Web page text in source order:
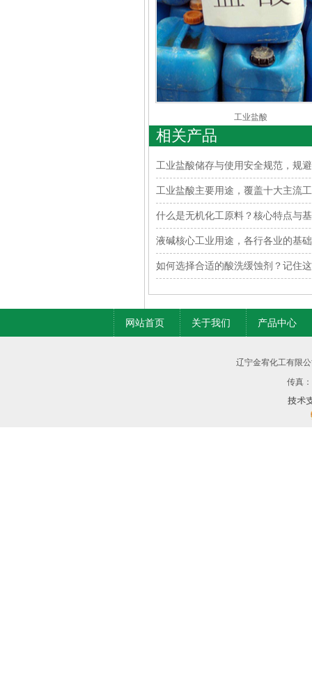
工业盐酸
相关产品
工业盐酸储存与使用安全规范，规
工业盐酸主要用途，覆盖十大主流
什么是无机化工原料？核心特点与
液碱核心工业用途，各行各业的基
如何选择合适的酸洗缓蚀剂？记住
网站首页 关于我们 产品中心
辽宁金宥化工有限
传真